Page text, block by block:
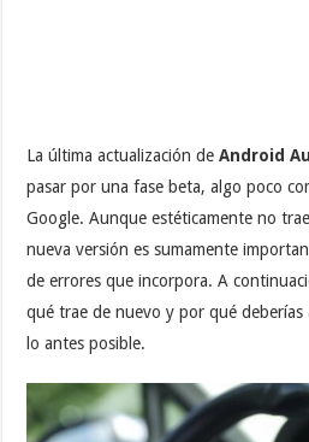
La última actualización deAndroid
pasar por una fase beta, algo poco
Google. Aunque estéticamente no
nueva versión es sumamente
de errores que incorpora. A
qué trae de nuevo y por qué
lo antes posible.